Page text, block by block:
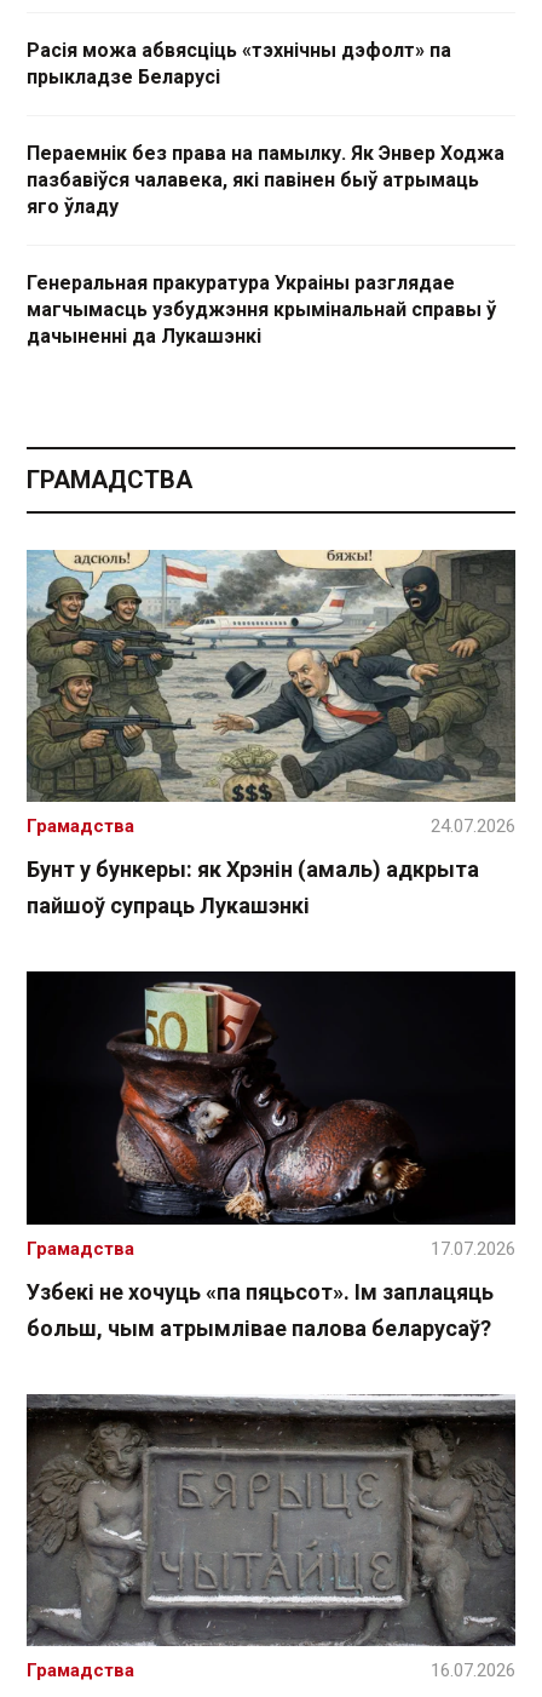
Расія можа абвясціць «тэхнічны дэфолт» па
прыкладзе Беларусі
Пераемнік без права на памылку. Як Энвер Ходжа
пазбавіўся чалавека, які павінен быў атрымаць
яго ўладу
Генеральная пракуратура Украіны разглядае
магчымасць узбуджэння крымінальнай справы ў
дачыненні да Лукашэнкі
ГРАМАДСТВА
Бунт у бункеры: як Хрэнін (амаль) адкрыта
пайшоў супраць Лукашэнкі
Грамадства 24.07.2026
Узбекі не хочуць «па пяцьсот». Ім заплацяць
больш, чым атрымлівае палова беларусаў?
Грамадства 17.07.2026
Грамадства 16.07.2026